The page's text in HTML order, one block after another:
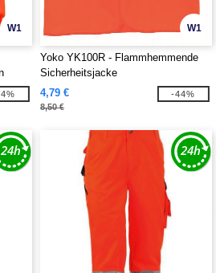
W1 W1
Yoko YK100R - Flammhemmende
Sicherheitsjacke
4,79 €
8,50 €
-44%